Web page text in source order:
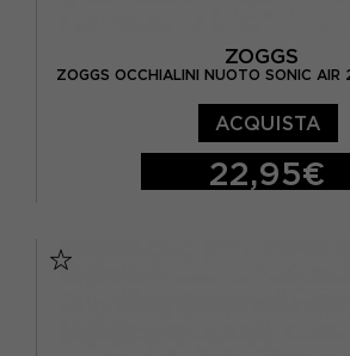
ZOGGS
ZOGGS OCCHIALINI NUOTO SONIC AIR
ACQUISTA
22,95€